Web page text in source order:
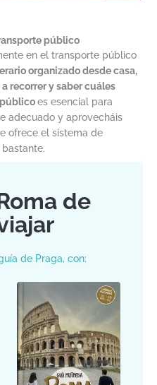
público
en el transporte público
organizado desde casa,
recorrer y saber cuáles
es esencial para
adecuado y aprovecháis
ofrece el sistema de
de
de Praga, con: